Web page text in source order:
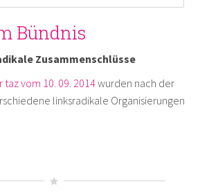
Bündnis
Zusammenschlüsse
taz vom 10. 09. 2014wurden nach der
linksradikale Organisierungen